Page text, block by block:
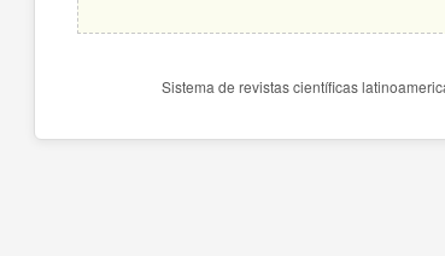
Sistema de revistas científicas